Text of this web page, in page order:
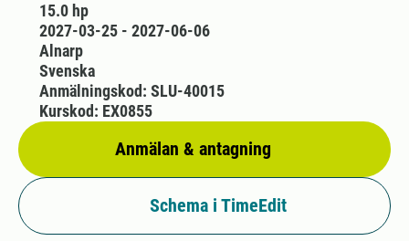
15.0 hp
2027-03-25 - 2027-06-06
Alnarp
Svenska
Anmälan & antagning
Anmälningskod: SLU-40015
Kurskod: EX0855
Schema i TimeEdit